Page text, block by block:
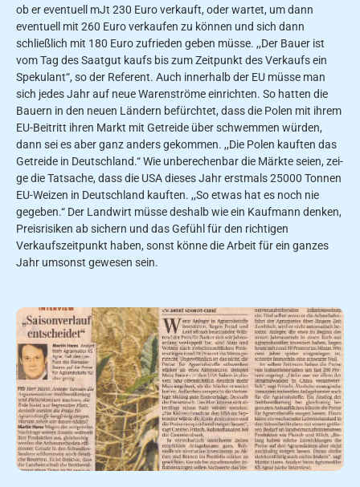
ob er eventuell mJt 230 Euro verkauft, oder wartet, um dann
eventuell mit 260 Euro verkaufen zu können und sich dann
schließlich mit 180 Euro zufrieden geben müsse. ,,Der Bauer ist
vom Tag des Saatgut­ kaufs bis zum Zeitpunkt des Verkaufs ein
Spekulant“, so der Referent. Auch innerhalb der EU müs­se man
sich jedes Jahr auf neue Warenströme einrichten. So hatten die
Bauern in den neu­en Ländern befürchtet, dass die Polen mit ihrem
EU-Beitritt ihren Markt mit Getreide über­ schwemmen würden,
dann sei es aber ganz anders gekommen. ,,Die Polen kauften das
Getrei­de in Deutschland.“ Wie unberechenbar die Märkte seien, zei­
ge die Tatsache, dass die USA dieses Jahr erstmals 25000 Tonnen
EU-Weizen in Deutschland kauften. ,,So etwas hat es noch nie
gegeben.“ Der Landwirt müsse deshalb wie ein Kauf­mann denken,
Preisrisiken ab­ sichern und das Gefühl für den richtigen
Verkaufszeitpunkt ha­ben, sonst könne die Arbeit für ein ganzes
Jahr umsonst gewe­sen sein.